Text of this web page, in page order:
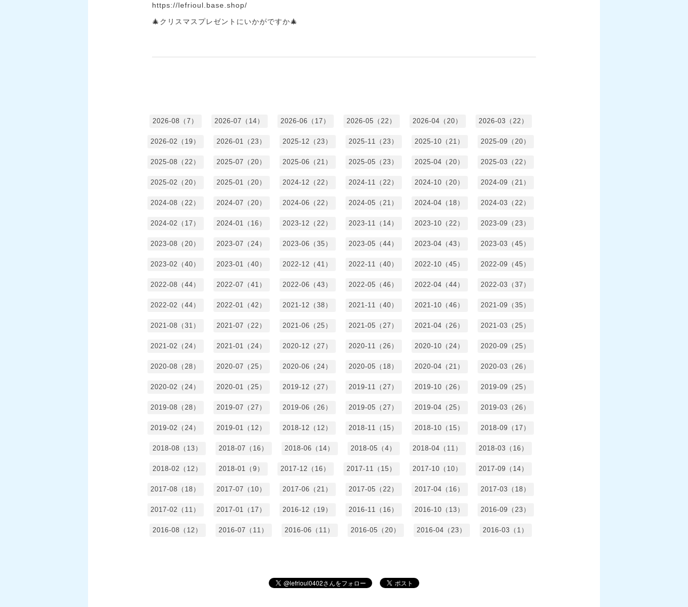
https://lefrioul.base.shop/
🎄クリスマスプレゼントにいかがですか🎄
2026-08（7） 2026-07（14） 2026-06（17） 2026-05（22） 2026-04（20） 2026-03（22）
2026-02（19） 2026-01（23） 2025-12（23） 2025-11（23） 2025-10（21） 2025-09（20）
2025-08（22） 2025-07（20） 2025-06（21） 2025-05（23） 2025-04（20） 2025-03（22）
2025-02（20） 2025-01（20） 2024-12（22） 2024-11（22） 2024-10（20） 2024-09（21）
2024-08（22） 2024-07（20） 2024-06（22） 2024-05（21） 2024-04（18） 2024-03（22）
2024-02（17） 2024-01（16） 2023-12（22） 2023-11（14） 2023-10（22） 2023-09（23）
2023-08（20） 2023-07（24） 2023-06（35） 2023-05（44） 2023-04（43） 2023-03（45）
2023-02（40） 2023-01（40） 2022-12（41） 2022-11（40） 2022-10（45） 2022-09（45）
2022-08（44） 2022-07（41） 2022-06（43） 2022-05（46） 2022-04（44） 2022-03（37）
2022-02（44） 2022-01（42） 2021-12（38） 2021-11（40） 2021-10（46） 2021-09（35）
2021-08（31） 2021-07（22） 2021-06（25） 2021-05（27） 2021-04（26） 2021-03（25）
2021-02（24） 2021-01（24） 2020-12（27） 2020-11（26） 2020-10（24） 2020-09（25）
2020-08（28） 2020-07（25） 2020-06（24） 2020-05（18） 2020-04（21） 2020-03（26）
2020-02（24） 2020-01（25） 2019-12（27） 2019-11（27） 2019-10（26） 2019-09（25）
2019-08（28） 2019-07（27） 2019-06（26） 2019-05（27） 2019-04（25） 2019-03（26）
2019-02（24） 2019-01（12） 2018-12（12） 2018-11（15） 2018-10（15） 2018-09（17）
2018-08（13） 2018-07（16） 2018-06（14） 2018-05（4） 2018-04（11） 2018-03（16）
2018-02（12） 2018-01（9） 2017-12（16） 2017-11（15） 2017-10（10） 2017-09（14）
2017-08（18） 2017-07（10） 2017-06（21） 2017-05（22） 2017-04（16） 2017-03（18）
2017-02（11） 2017-01（17） 2016-12（19） 2016-11（16） 2016-10（13） 2016-09（23）
2016-08（12） 2016-07（11） 2016-06（11） 2016-05（20） 2016-04（23） 2016-03（1）